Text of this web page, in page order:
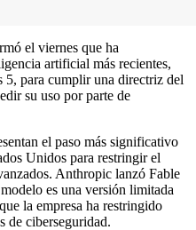
el viernes que ha
artificial más recientes,
para cumplir una directriz del
su uso por parte de
el paso más significativo
Unidos para restringir el
Anthropic lanzó Fable
es una versión limitada
la empresa ha restringido
de ciberseguridad.